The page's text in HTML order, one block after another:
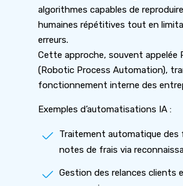
algorithmes capables de
humaines répétitives tout en
erreurs.
Cette approche, souvent appelée
(Robotic Process Automation),
fonctionnement interne des
Exemples d’automatisations IA :
Traitement automatique des
notes de frais via
Gestion des relances clients